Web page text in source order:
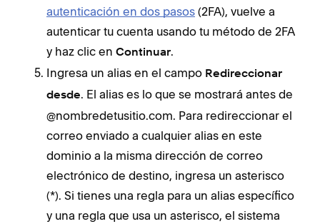
autenticación en dos pasos (2FA), vuelve a
autenticar tu cuenta usando tu método de 2FA
y haz clic en Continuar.
Ingresa un alias en el campo Redireccionar
desde. El alias es lo que se mostrará antes de
@nombredetusitio.com. Para redireccionar el
correo enviado a cualquier alias en este
dominio a la misma dirección de correo
electrónico de destino, ingresa un asterisco
(*). Si tienes una regla para un alias específico
y una regla que usa un asterisco, el sistema